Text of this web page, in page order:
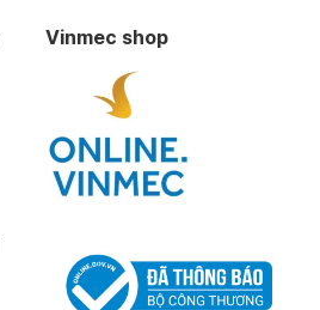
Vinmec shop